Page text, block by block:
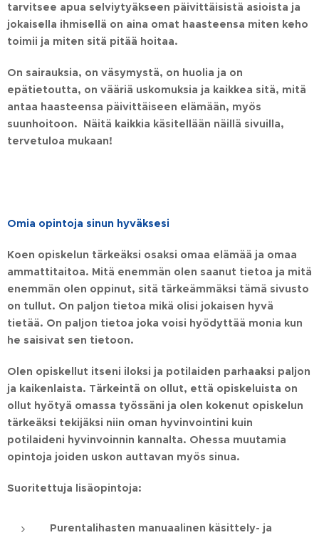
tarvitsee apua selviytyäkseen päivittäisistä asioista ja
jokaisella ihmisellä on aina omat haasteensa miten keho
toimii ja miten sitä pitää hoitaa.
On sairauksia, on väsymystä, on huolia ja on
epätietoutta, on vääriä uskomuksia ja kaikkea sitä, mitä
antaa haasteensa päivittäiseen elämään, myös
suunhoitoon. Näitä kaikkia käsitellään näillä sivuilla,
tervetuloa mukaan!
Omia opintoja sinun hyväksesi
Koen opiskelun tärkeäksi osaksi omaa elämää ja omaa
ammattitaitoa. Mitä enemmän olen saanut tietoa ja mitä
enemmän olen oppinut, sitä tärkeämmäksi tämä sivusto
on tullut. On paljon tietoa mikä olisi jokaisen hyvä
tietää. On paljon tietoa joka voisi hyödyttää monia kun
he saisivat sen tietoon.
Olen opiskellut itseni iloksi ja potilaiden parhaaksi paljon
ja kaikenlaista. Tärkeintä on ollut, että opiskeluista on
ollut hyötyä omassa työssäni ja olen kokenut opiskelun
tärkeäksi tekijäksi niin oman hyvinvointini kuin
potilaideni hyvinvoinnin kannalta. Ohessa muutamia
opintoja joiden uskon auttavan myös sinua.
Suoritettuja lisäopintoja:
Purentalihasten manuaalinen käsittely- ja